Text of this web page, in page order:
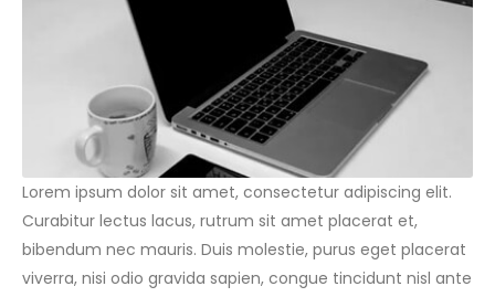
Lorem ipsum dolor sit amet, consectetur adipiscing elit.
Curabitur lectus lacus, rutrum sit amet placerat et,
bibendum nec mauris. Duis molestie, purus eget placerat
viverra, nisi odio gravida sapien, congue tincidunt nisl ante